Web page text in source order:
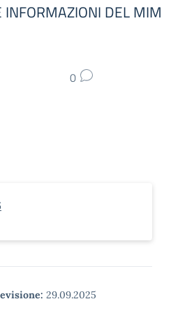
INFORMAZIONI DEL MIM
0
29.09.2025